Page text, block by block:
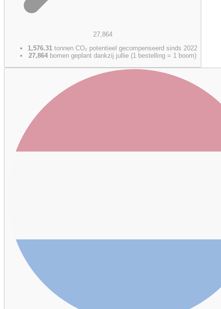
27,864
1,576.31 tonnen CO₂ potentieel gecompenseerd sinds 2022
27,864 bomen geplant dankzij jullie (1 bestelling = 1 boom)